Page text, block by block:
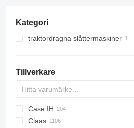
Kategori
traktordragna slåttermaskiner
Tillverkare
CM
T
Spartan
Case IH
1680
560R
Claas